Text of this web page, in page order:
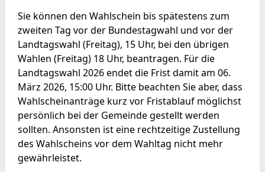
Sie können den Wahlschein bis spätestens zum
zweiten Tag vor der Bundestagwahl und vor der
Landtagswahl (Freitag), 15 Uhr, bei den übrigen
Wahlen (Freitag) 18 Uhr, beantragen. Für die
Landtagswahl 2026 endet die Frist damit am 06.
März 2026, 15:00 Uhr. Bitte beachten Sie aber, dass
Wahlscheinanträge kurz vor Fristablauf möglichst
persönlich bei der Gemeinde gestellt werden
sollten. Ansonsten ist eine rechtzeitige Zustellung
des Wahlscheins vor dem Wahltag nicht mehr
gewährleistet.